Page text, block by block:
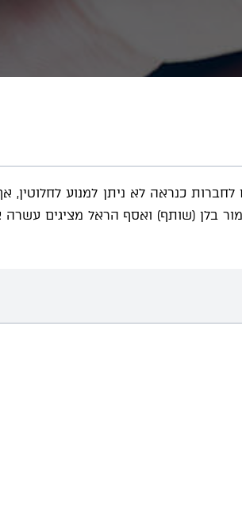
לחברות כנראה לא ניתן למנוע לחלוטין,
בלן (שותף) ואסף הראל מציגים